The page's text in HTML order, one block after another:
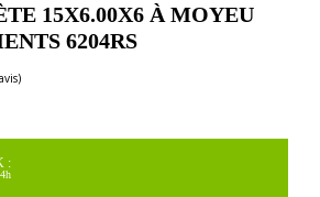
15X6.00X6 À MOYEU
6204RS
: